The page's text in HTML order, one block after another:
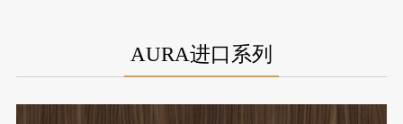
AURA进口系列